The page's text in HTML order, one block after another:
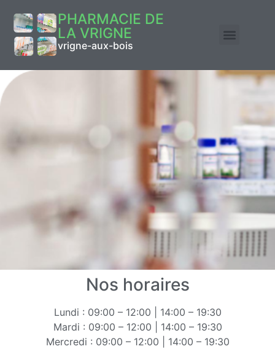
PHARMACIE DE
LA VRIGNE
vrigne-aux-bois
Nos horaires
Lundi : 09:00 – 12:00 | 14:00 – 19:30
Mardi : 09:00 – 12:00 | 14:00 – 19:30
Mercredi : 09:00 – 12:00 | 14:00 – 19:30